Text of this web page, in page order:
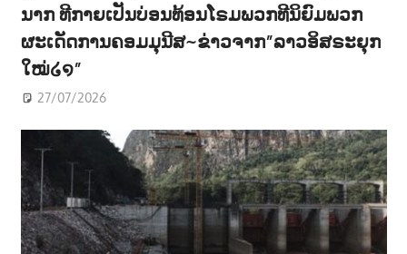
ນາກ ທີກາຍເປັນບ່ອນທ້ອນໂຣມພວກທີນິຍົມພວກ
ຜະເດັດການຄອມມຸນີສ~ຂ່າວຈາກ”ລາວອິສຣະຍຸກ
ໃໝ່໒໑”
27/07/2026